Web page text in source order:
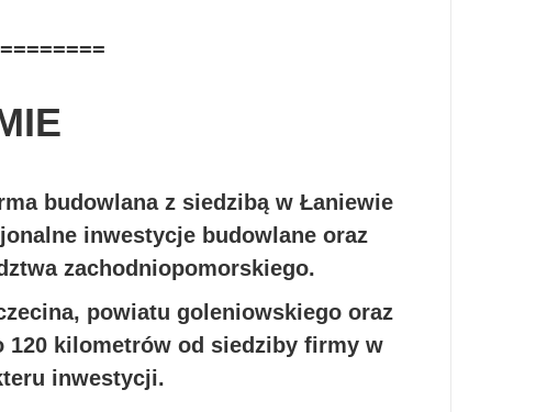
budowlana z siedzibą w Łaniewie
inwestycje budowlane oraz
zachodniopomorskiego.
powiatu goleniowskiego oraz
120 kilometrów od siedziby firmy w
inwestycji.